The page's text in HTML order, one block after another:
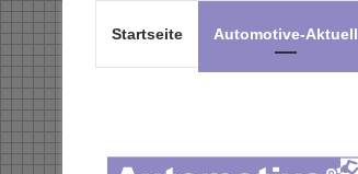
Startseite Automotive-Aktuell